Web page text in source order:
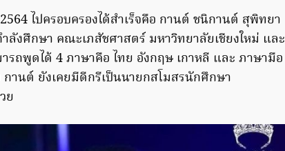
ไปครอบครองได้สำเร็จคือ กานต์ ชนิกานต์ สุพิทยา
ลังศึกษา คณะเภสัชศาสตร์ มหาวิทยาลัยเชียงใหม่ และ
รถพูดได้ 4 ภาษาคือ ไทย อังกฤษ เกาหลี และ ภาษามือ
านต์ ยังเคยมีดีกรีเป็นนายกสโมสรนักศึกษา
ย